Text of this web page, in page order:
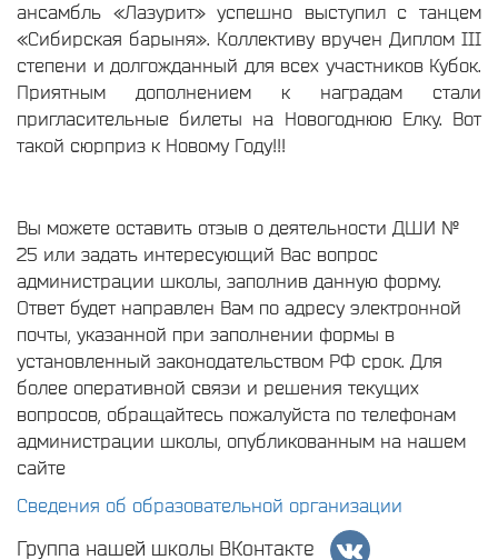
ансамбль «Лазурит» успешно выступил с танцем
«Сибирская барыня». Коллективу вручен Диплом III
степени и долгожданный для всех участников Кубок.
Приятным дополнением к наградам стали
пригласительные билеты на Новогоднюю Елку. Вот
такой сюрприз к Новому Году!!!
Вы можете оставить отзыв о деятельности ДШИ №
25 или задать интересующий Вас вопрос
администрации школы, заполнив данную форму.
Ответ будет направлен Вам по адресу электронной
почты, указанной при заполнении формы в
установленный законодательством РФ срок. Для
более оперативной связи и решения текущих
вопросов, обращайтесь пожалуйста по телефонам
администрации школы, опубликованным на нашем
сайте
Сведения об образовательной организации
Группа нашей школы ВКонтакте